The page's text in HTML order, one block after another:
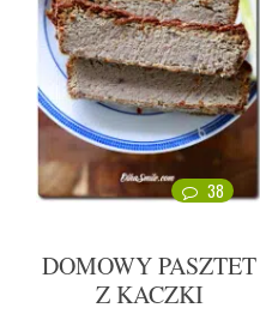
38
DOMOWY PASZTET
Z KACZKI